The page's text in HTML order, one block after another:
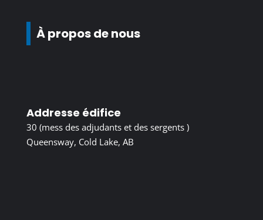
À propos de nous
Addresse édifice
30 (mess des adjudants et des sergents )
Queensway, Cold Lake, AB